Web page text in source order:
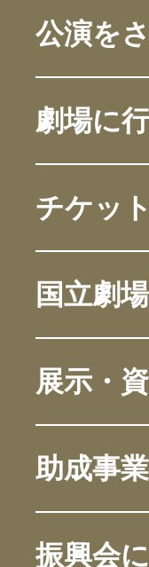
公演を
劇場に行
チケッ
国立劇
展示・
助成事業
振興会